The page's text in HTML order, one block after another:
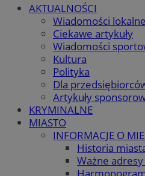
AKTUALNOŚCI
Wiadomości lokalne
Ciekawe artykuły
Wiadomości
Kultura
Polityka
Dla
Artykuły
KRYMINALNE
MIASTO
INFORMACJE O
Historia
Ważne